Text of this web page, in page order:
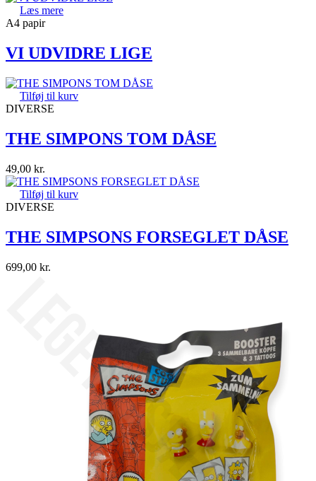
Læs mere
A4 papir
VI UDVIDRE LIGE
Tilføj til kurv
DIVERSE
THE SIMPONS TOM DÅSE
49,00 kr.
Tilføj til kurv
DIVERSE
THE SIMPSONS FORSEGLET DÅSE
699,00 kr.